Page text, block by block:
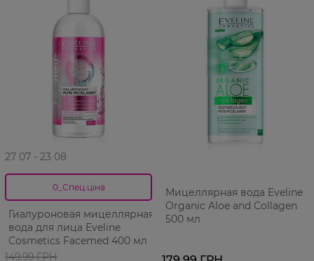
27 07 - 23 08
0_Спец.ціна
Гиалуроновая мицеллярная
вода для лица Eveline
Cosmetics Facemed 400 мл
149,99 ГРН
Мицеллярная вода Eveline
Organic Aloe and Collagen
500 мл